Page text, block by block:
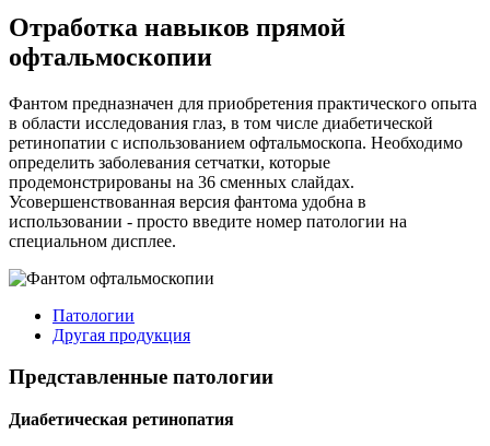
Отработка навыков прямой
офтальмоскопии
Фантом предназначен для приобретения практического опыта
в области исследования глаз, в том числе диабетической
ретинопатии с использованием офтальмоскопа. Необходимо
определить заболевания сетчатки, которые
продемонстрированы на 36 сменных слайдах.
Усовершенствованная версия фантома удобна в
использовании - просто введите номер патологии на
специальном дисплее.
Патологии
Другая продукция
Представленные патологии
Диабетичеcкая ретинопатия